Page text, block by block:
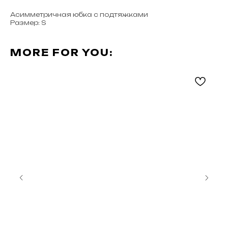
Асимметричная юбка с подтяжками
Размер: S
MORE FOR YOU: